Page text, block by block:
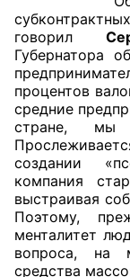
органах
оказания
О Палате
Структура
Комиссии
говорил
Губернатора
процентов
средние
стране, мы
создании
компания
выстраивая
Поэтому,
менталитет
вопроса, на
средства